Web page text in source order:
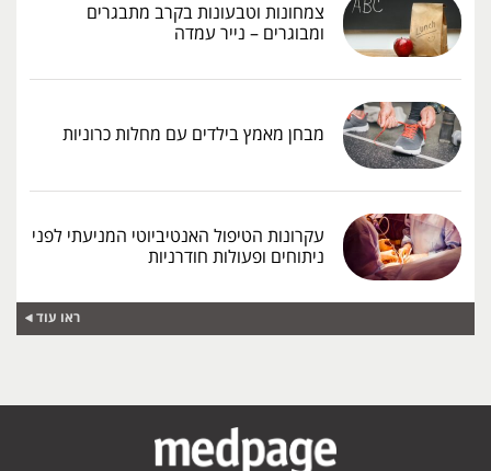
צמחונות וטבעונות בקרב מתבגרים
ומבוגרים – נייר עמדה
מבחן מאמץ בילדים עם מחלות כרוניות
עקרונות הטיפול האנטיביוטי המניעתי לפני
ניתוחים ופעולות חודרניות
ראו עוד